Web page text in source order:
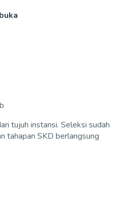
tujuh instansi. Seleksi sudah
tahapan SKD berlangsung